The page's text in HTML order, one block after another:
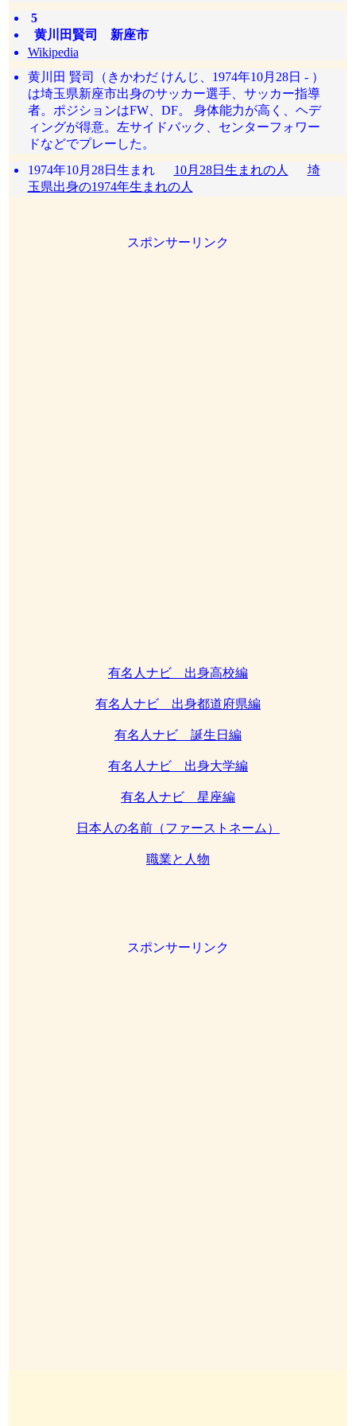
5
黄川田賢司 新座市
Wikipedia
黄川田 賢司（きかわだ けんじ、1974年10月28日 - ）
は埼玉県新座市出身のサッカー選手、サッカー指導
者。ポジションはFW、DF。 身体能力が高く、ヘデ
ィングが得意。左サイドバック、センターフォワー
ドなどでプレーした。
1974年10月28日生まれ 10月28日生まれの人
埼
玉県出身の1974年生まれの人
スポンサーリンク
有名人ナビ 出身高校編
有名人ナビ 出身都道府県編
有名人ナビ 誕生日編
有名人ナビ 出身大学編
有名人ナビ 星座編
日本人の名前（ファーストネーム）
職業と人物
スポンサーリンク